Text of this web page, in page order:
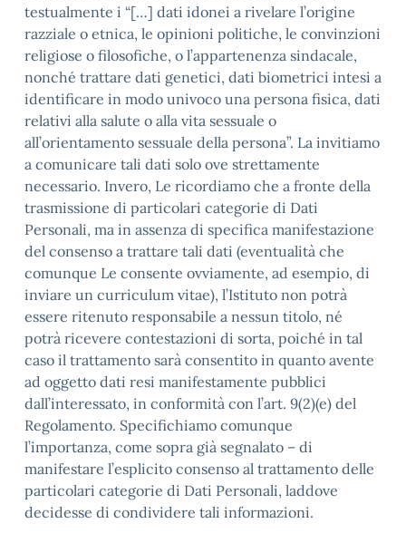
testualmente i “[…] dati idonei a rivelare l’origine
razziale o etnica, le opinioni politiche, le convinzioni
religiose o filosofiche, o l’appartenenza sindacale,
nonché trattare dati genetici, dati biometrici intesi a
identificare in modo univoco una persona fisica, dati
relativi alla salute o alla vita sessuale o
all’orientamento sessuale della persona”. La invitiamo
a comunicare tali dati solo ove strettamente
necessario. Invero, Le ricordiamo che a fronte della
trasmissione di particolari categorie di Dati
Personali, ma in assenza di specifica manifestazione
del consenso a trattare tali dati (eventualità che
comunque Le consente ovviamente, ad esempio, di
inviare un curriculum vitae), l’Istituto non potrà
essere ritenuto responsabile a nessun titolo, né
potrà ricevere contestazioni di sorta, poiché in tal
caso il trattamento sarà consentito in quanto avente
ad oggetto dati resi manifestamente pubblici
dall’interessato, in conformità con l’art. 9(2)(e) del
Regolamento. Specifichiamo comunque
l’importanza, come sopra già segnalato – di
manifestare l’esplicito consenso al trattamento delle
particolari categorie di Dati Personali, laddove
decidesse di condividere tali informazioni.